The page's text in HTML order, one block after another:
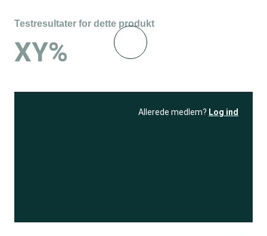
Testresultater for dette produkt
XY%
Allerede medlem? Log ind